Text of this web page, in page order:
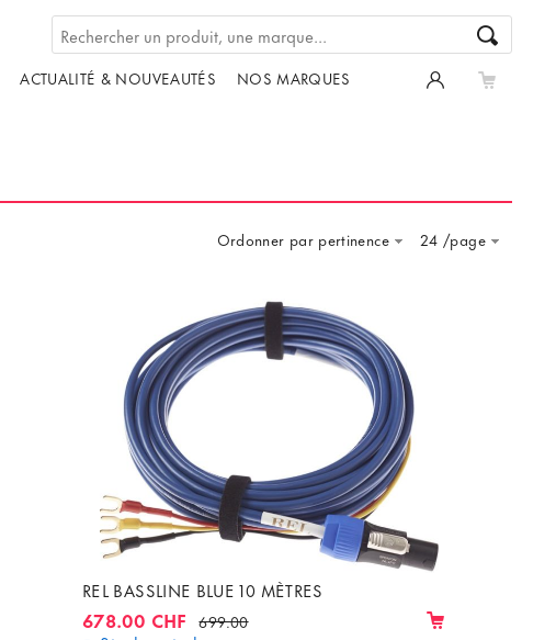
ACTUALITÉ & NOUVEAUTÉS NOS MARQUES
Ordonner par pertinence 24 /page
REL BASSLINE BLUE 10 MÈTRES
678.00 CHF 699.00